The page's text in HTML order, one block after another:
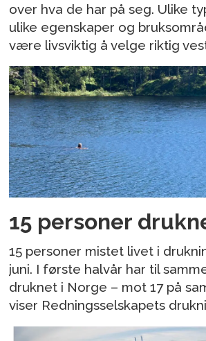
over hva de har på seg. Ulike
ulike egenskaper og
være livsviktig å velge riktig
15 personer
15 personer mistet livet i
juni. I første halvår har til
druknet i Norge – mot 17 på
viser Redningsselskapets